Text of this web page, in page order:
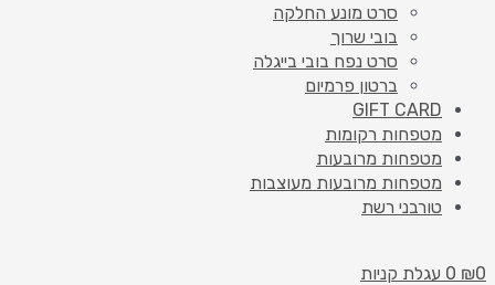
סרט מונע החלקה
בובי שרוך
סרט נפח בובי בייגלה
ברטון פרמיום
GIFT CARD
מטפחות רקומות
מטפחות מרובעות
מטפחות מרובעות מעוצבות
טורבני רשת
₪0
0 עגלת קניות